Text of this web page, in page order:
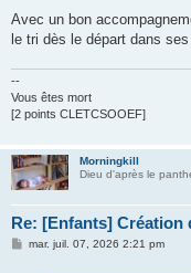
Avec un bon
le tri dès le départ dans ses
--
Vous êtes mort
[2 points CLETCSOOEF]
Morningkill
Dieu d'après le
Re: [Enfants] Création
Mmar. juil. 07, 2026 2:21 pm